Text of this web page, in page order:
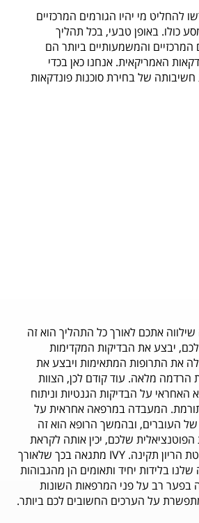
להחליט מי יהיו הגורמים המרכזיים
כולו. באופן טבעי, בכל תהליך
המרכזיים והמשמעותיים ביותר הם
האמריקאית. אנחנו כאן בכדי
של בחירת סוכנות פונדקאות
אתכם לאורך כל התהליך הוא זה
יבצע את הבדיקות המקדימות
לה את התרופות המתאימות ויבצע את
מלאה. עוד קודם לכן, הצוות
על הבדיקות הגנטיות וניתוח
המעבדה במרפאה אחראית על
העוברים, ובהמשך הרופא הוא זה
שלכם, יכין אותה לקראת
ההחזרה ויפקח על קליטת הריון תקינה. IVY מתגאה בכך שלאורך
בלידות יחיד ותאומים הן מהגבוהות
בפער רב על פני המרפאות השונות
על הערכים החשובים לכם ביותר.​​